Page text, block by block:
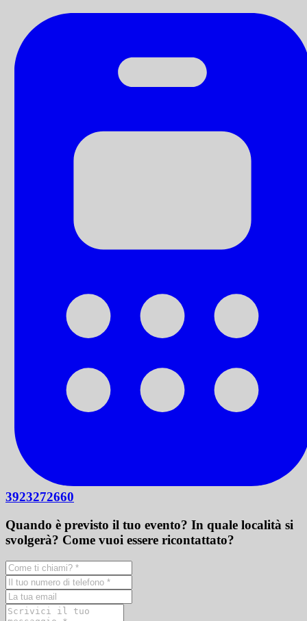
3923272660
Quando è previsto il tuo evento? In quale località si
svolgerà? Come vuoi essere ricontattato?